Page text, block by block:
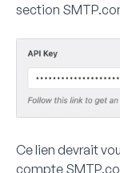
section
Ce lien devrait
compte